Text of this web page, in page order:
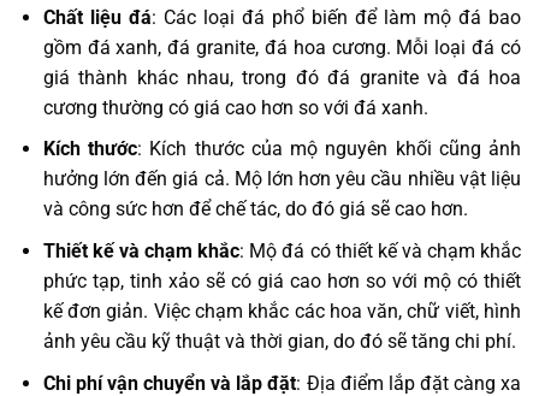
Chất liệu đá: Các loại đá phổ biến để làm mộ đá bao
gồm đá xanh, đá granite, đá hoa cương. Mỗi loại đá có
giá thành khác nhau, trong đó đá granite và đá hoa
cương thường có giá cao hơn so với đá xanh.
Kích thước: Kích thước của mộ nguyên khối cũng ảnh
hưởng lớn đến giá cả. Mộ lớn hơn yêu cầu nhiều vật liệu
và công sức hơn để chế tác, do đó giá sẽ cao hơn.
Thiết kế và chạm khắc: Mộ đá có thiết kế và chạm khắc
phức tạp, tinh xảo sẽ có giá cao hơn so với mộ có thiết
kế đơn giản. Việc chạm khắc các hoa văn, chữ viết, hình
ảnh yêu cầu kỹ thuật và thời gian, do đó sẽ tăng chi phí.
Chi phí vận chuyển và lắp đặt: Địa điểm lắp đặt càng xa